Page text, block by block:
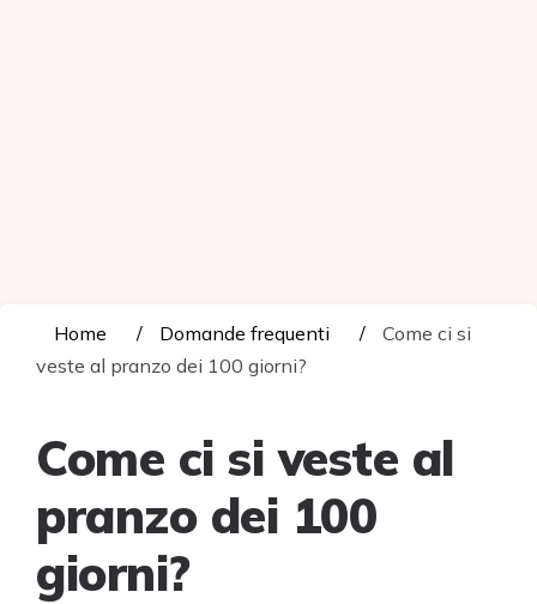
Home Domande frequenti
Come ci si
veste al pranzo dei 100 giorni?
Come ci si veste al
pranzo dei 100
giorni?